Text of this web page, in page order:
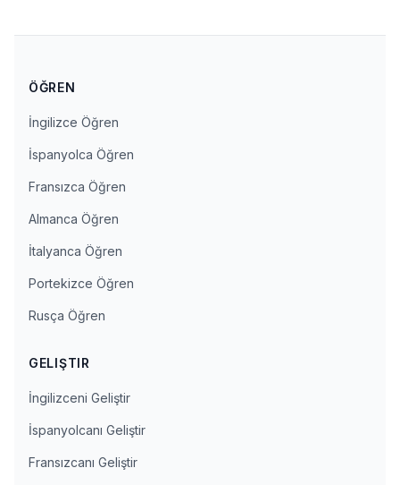
ÖĞREN
İngilizce Öğren
İspanyolca Öğren
Fransızca Öğren
Almanca Öğren
İtalyanca Öğren
Portekizce Öğren
Rusça Öğren
GELIŞTIR
İngilizceni Geliştir
İspanyolcanı Geliştir
Fransızcanı Geliştir